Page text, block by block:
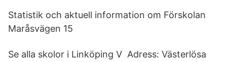
Statistik och aktuell information om Förskolan
Maråsvägen 15
Se alla skolor i Linköping V Adress: Västerlösa